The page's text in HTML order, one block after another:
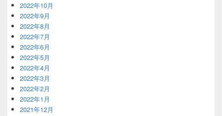
2022年10月
2022年9月
2022年8月
2022年7月
2022年6月
2022年5月
2022年4月
2022年3月
2022年2月
2022年1月
2021年12月